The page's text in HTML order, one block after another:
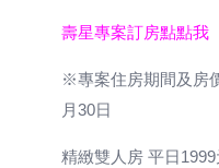
壽星專案訂房點點我
※專案住房期間及房
月30日
精緻雙人房 平日